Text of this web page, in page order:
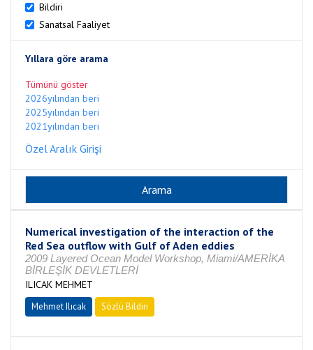
Bildiri
Sanatsal Faaliyet
Yıllara göre arama
Tümünü göster
2026yılından beri
2025yılından beri
2021yılından beri
Özel Aralık Girişi
Numerical investigation of the interaction of the
Red Sea outflow with Gulf of Aden eddies
2009 Layered Ocean Model Workshop, Miami/AMERİKA
BİRLEŞİK DEVLETLERİ
ILICAK MEHMET
Mehmet Ilıcak Sözlü Bildiri